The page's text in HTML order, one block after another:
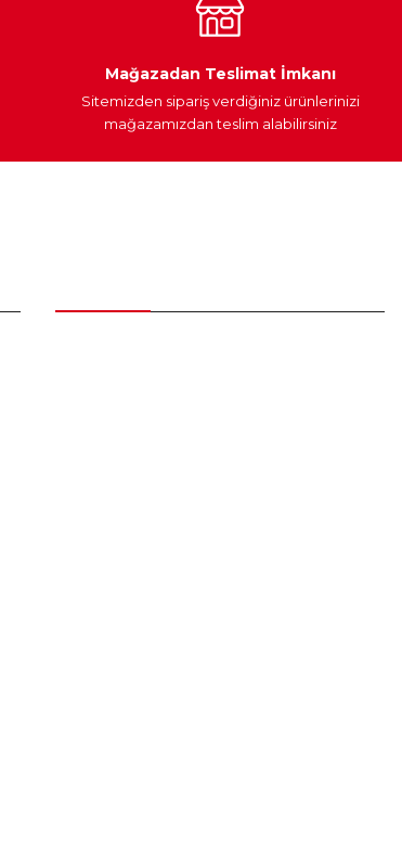
Yedek Parça
Mağazadan Teslimat İmkanı
Sitemizden sipariş verdiğiniz ürünlerinizi
mağazamızdan teslim alabilirsiniz